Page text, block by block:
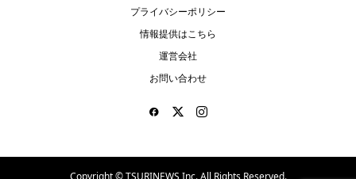
プライバシーポリシー
情報提供はこちら
運営会社
お問い合わせ